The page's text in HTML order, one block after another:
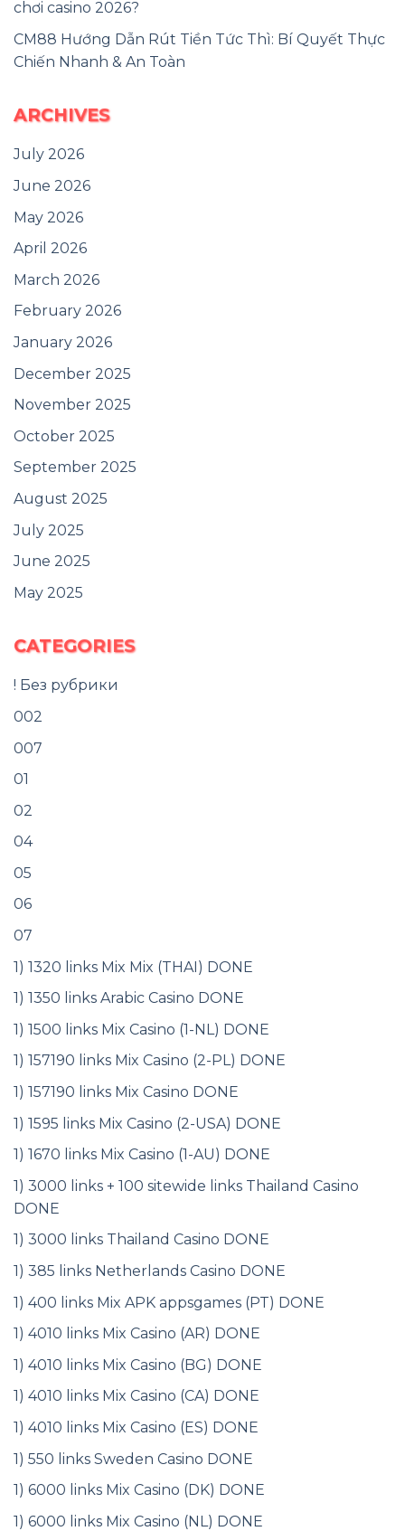
chơi casino 2026?
CM88 Hướng Dẫn Rút Tiền Tức Thì: Bí Quyết Thực
Chiến Nhanh & An Toàn
ARCHIVES
July 2026
June 2026
May 2026
April 2026
March 2026
February 2026
January 2026
December 2025
November 2025
October 2025
September 2025
August 2025
July 2025
June 2025
May 2025
CATEGORIES
! Без рубрики
002
007
01
02
04
05
06
07
1) 1320 links Mix Mix (THAI) DONE
1) 1350 links Arabic Casino DONE
1) 1500 links Mix Casino (1-NL) DONE
1) 157190 links Mix Casino (2-PL) DONE
1) 157190 links Mix Casino DONE
1) 1595 links Mix Casino (2-USA) DONE
1) 1670 links Mix Casino (1-AU) DONE
1) 3000 links + 100 sitewide links Thailand Casino
DONE
1) 3000 links Thailand Casino DONE
1) 385 links Netherlands Casino DONE
1) 400 links Mix APK appsgames (PT) DONE
1) 4010 links Mix Casino (AR) DONE
1) 4010 links Mix Casino (BG) DONE
1) 4010 links Mix Casino (CA) DONE
1) 4010 links Mix Casino (ES) DONE
1) 550 links Sweden Casino DONE
1) 6000 links Mix Casino (DK) DONE
1) 6000 links Mix Casino (NL) DONE